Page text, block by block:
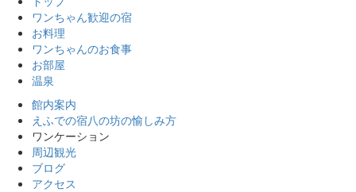
ワンちゃん歓迎の宿
お料理
ワンちゃんのお食事
お部屋
温泉
館内案内
えふでの宿八の坊の愉しみ方
ワンケーション
周辺観光
ブログ
アクセス